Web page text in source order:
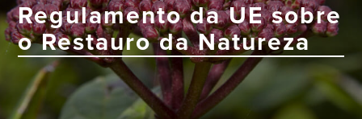
Regulamento da UE sobre
o Restauro da Natureza